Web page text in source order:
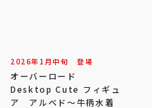
2026年 1 月中旬 登場
オーバーロード
Desktop Cute フィギュ
ア アルベド～牛柄水着